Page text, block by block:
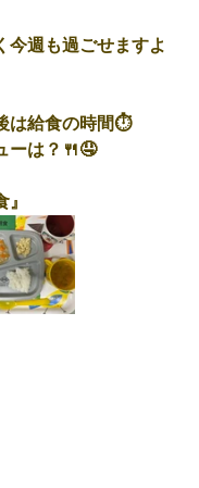
今週も過ごせますよ
は給食の時間⏱
ーは？🍴🤤